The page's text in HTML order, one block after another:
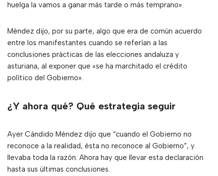
huelga la vamos a ganar más tarde o más temprano».
Méndez dijo, por su parte, algo que era de común acuerdo
entre los manifestantes cuando se referían a las
conclusiones prácticas de las elecciones andaluza y
asturiana, al exponer que «se ha marchitado el crédito
político del Gobierno».
¿Y ahora qué? Qué estrategia seguir
Ayer Cándido Méndez dijo que “cuando el Gobierno no
reconoce a la realidad, ésta no reconoce al Gobierno”, y
llevaba toda la razón. Ahora hay que llevar esta declaración
hasta sus últimas conclusiones.